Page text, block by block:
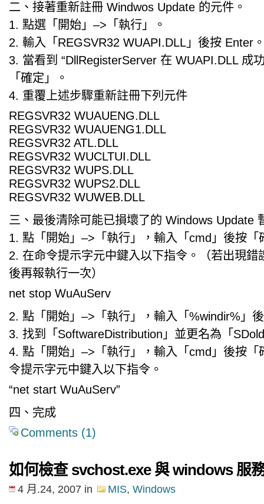
二、接著重新註冊 Windwos Update 的元件。
1. 點選「開始」–>「執行」。
2. 輸入「REGSVR32 WUAPI.DLL」後按 Enter
3. 當看到 “DllRegisterServer 在 WUAPI.DLL 成
「確定」。
4. 重覆上述步驟重新註冊下列元件
REGSVR32 WUAUENG.DLL
REGSVR32 WUAUENG1.DLL
REGSVR32 ATL.DLL
REGSVR32 WUCLTUI.DLL
REGSVR32 WUPS.DLL
REGSVR32 WUPS2.DLL
REGSVR32 WUWEB.DLL
三、最後清除可能已損壞了的 Windows Update
1. 點「開始」–>「執行」，輸入「cmd」後按「
2. 在命令提示字元中鍵入以下指令。（若出現錯
後再報執行一次）
net stop WuAuServ
2. 點「開始」–>「執行」，輸入「%windir%」
3. 找到「SoftwareDistribution」並更名為「
4. 點「開始」–>「執行」，輸入「cmd」後按「
令提示字元中鍵入以下指令。
“net start WuAuServ”
四、完成
Comments (1)
如何檢查 svchost.exe 與 windows 服
4 月.24, 2007 in MIS, Windows